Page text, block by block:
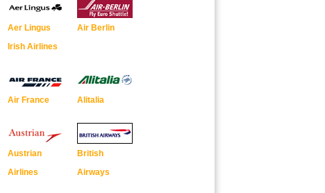
Aer Lingus
Irish Airlines
Air Berlin
Air France Alitalia
Austrian
Airlines
British
Airways